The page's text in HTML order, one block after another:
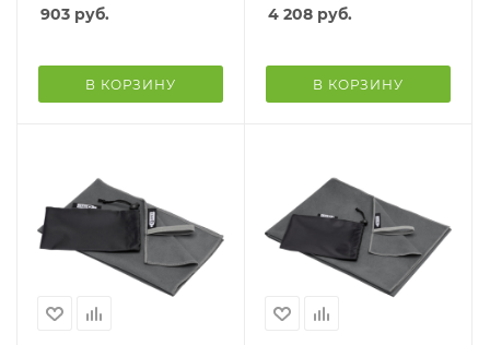
903 руб.
В КОРЗИНУ
4 208 руб.
В КОРЗИНУ